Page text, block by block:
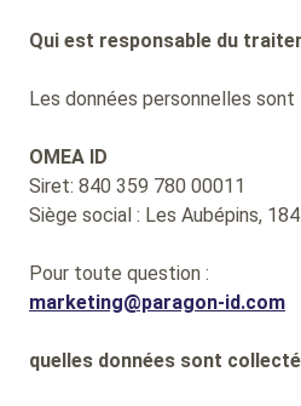
Qui est responsable du
Les données personnelles sont
OMEA ID
Siret: 840 359 780 00011
Siège social : Les Aubépins,
Pour toute question :
marketing@paragon-id.com
quelles données sont